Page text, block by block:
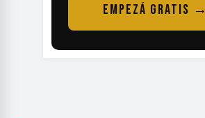
EMPEZÁ GRATIS →